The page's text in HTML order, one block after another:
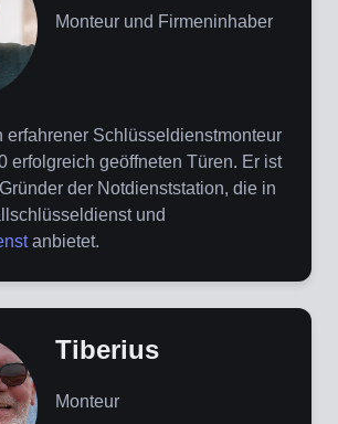
Monteur und Firmeninhaber
erfahrener Schlüsseldienstmonteur
erfolgreich geöffneten Türen. Er ist
der Notdienststation, die in
und
anbietet.
Tiberius
Monteur